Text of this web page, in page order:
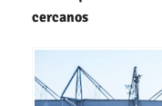
cercanos